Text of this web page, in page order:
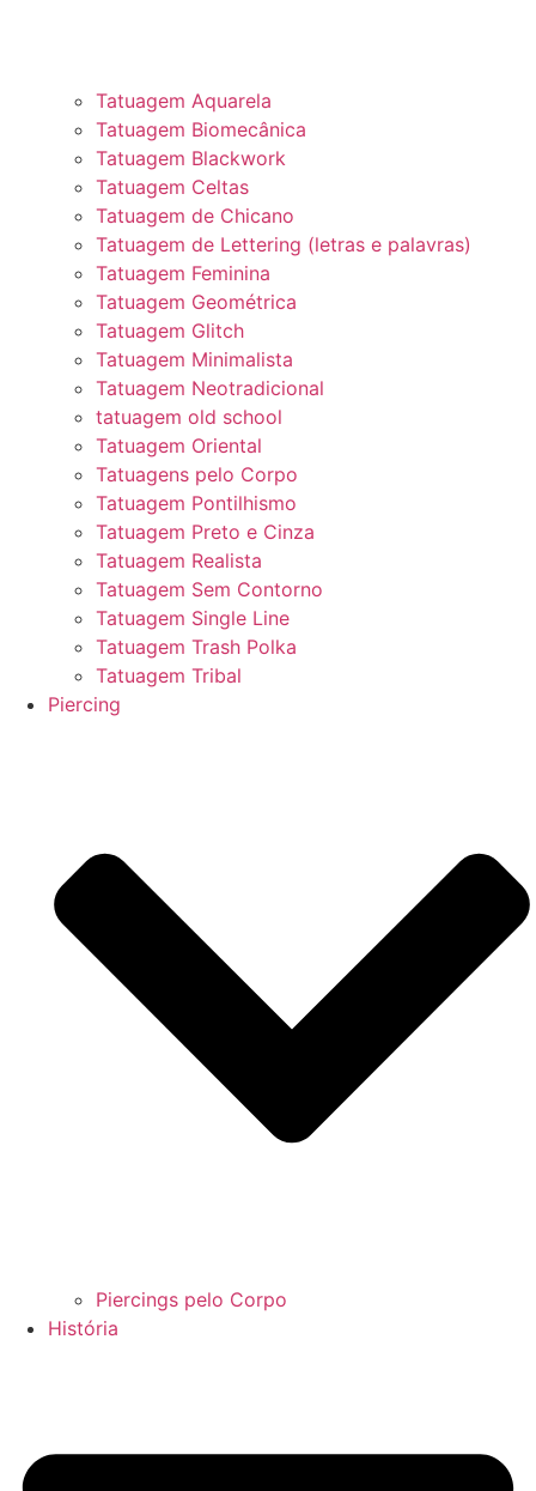
Tatuagem Aquarela
Tatuagem Biomecânica
Tatuagem Blackwork
Tatuagem Celtas
Tatuagem de Chicano
Tatuagem de Lettering (letras e palavras)
Tatuagem Feminina
Tatuagem Geométrica
Tatuagem Glitch
Tatuagem Minimalista
Tatuagem Neotradicional
tatuagem old school
Tatuagem Oriental
Tatuagens pelo Corpo
Tatuagem Pontilhismo
Tatuagem Preto e Cinza
Tatuagem Realista
Tatuagem Sem Contorno
Tatuagem Single Line
Tatuagem Trash Polka
Tatuagem Tribal
Piercing
Piercings pelo Corpo
História